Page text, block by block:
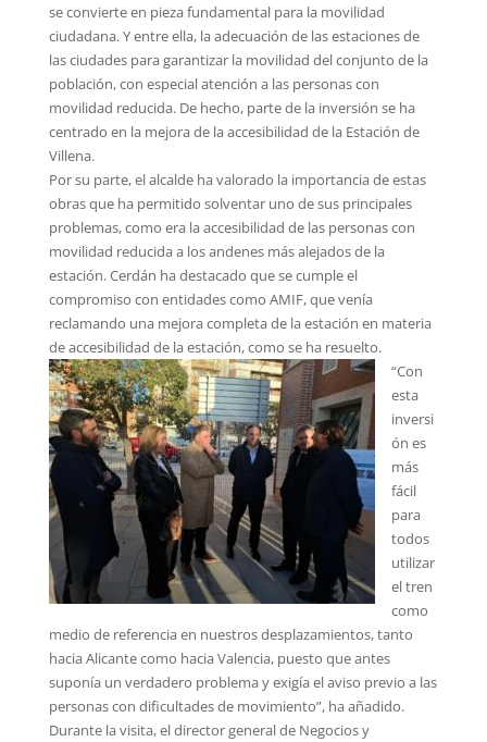
se convierte en pieza fundamental para la movilidad
ciudadana. Y entre ella, la adecuación de las estaciones de
las ciudades para garantizar la movilidad del conjunto de la
población, con especial atención a las personas con
movilidad reducida. De hecho, parte de la inversión se ha
centrado en la mejora de la accesibilidad de la Estación de
Villena.
Por su parte, el alcalde ha valorado la importancia de estas
obras que ha permitido solventar uno de sus principales
problemas, como era la accesibilidad de las personas con
movilidad reducida a los andenes más alejados de la
estación. Cerdán ha destacado que se cumple el
compromiso con entidades como AMIF, que venía
reclamando una mejora completa de la estación en materia
de accesibilidad de la estación, como se ha resuelto.
“Con
esta
inversi
ón es
más
fácil
para
todos
utilizar
el tren
como
medio de referencia en nuestros desplazamientos, tanto
hacia Alicante como hacia Valencia, puesto que antes
suponía un verdadero problema y exigía el aviso previo a las
personas con dificultades de movimiento”, ha añadido.
Durante la visita, el director general de Negocios y